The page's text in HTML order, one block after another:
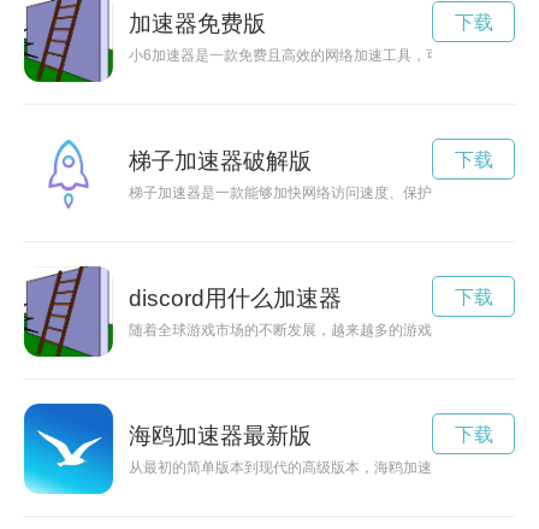
加速器免费版
小6加速器是一款免费且高效的网络加速工具，可帮助用户快速
下载
梯子加速器破解版
梯子加速器是一款能够加快网络访问速度、保护用户隐私的工
下载
discord用什么加速器
随着全球游戏市场的不断发展，越来越多的游戏玩家希望能够
下载
海鸥加速器最新版
从最初的简单版本到现代的高级版本，海鸥加速器经历了怎样
下载